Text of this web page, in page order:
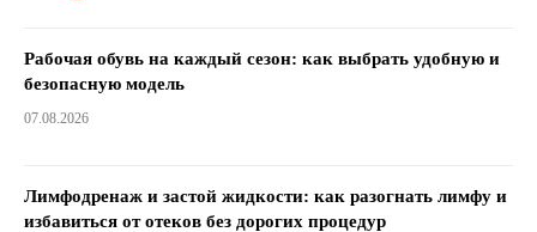
Рабочая обувь на каждый сезон: как выбрать удобную и
безопасную модель
07.08.2026
Лимфодренаж и застой жидкости: как разогнать лимфу и
избавиться от отеков без дорогих процедур